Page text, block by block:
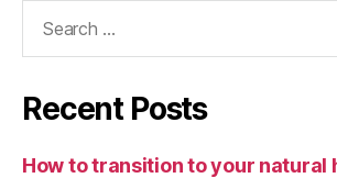
Recent Posts
How to transition to your natural